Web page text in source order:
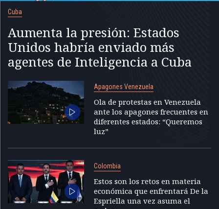
Cuba
Aumenta la presión: Estados
Unidos habría enviado más
agentes de Inteligencia a Cuba
Apagones Venezuela
Ola de protestas en Venezuela
ante los apagones frecuentes en
diferentes estados: “Queremos
luz”
Colombia
Estos son los retos en materia
económica que enfrentará De la
Espriella una vez asuma el